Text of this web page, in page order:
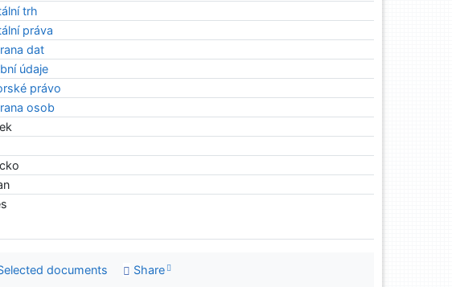
trh
práva
dat
údaje
právo
osob
documents Share